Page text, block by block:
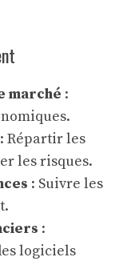
marché :
: Répartir les
les risques.
: Suivre les
:
logiciels